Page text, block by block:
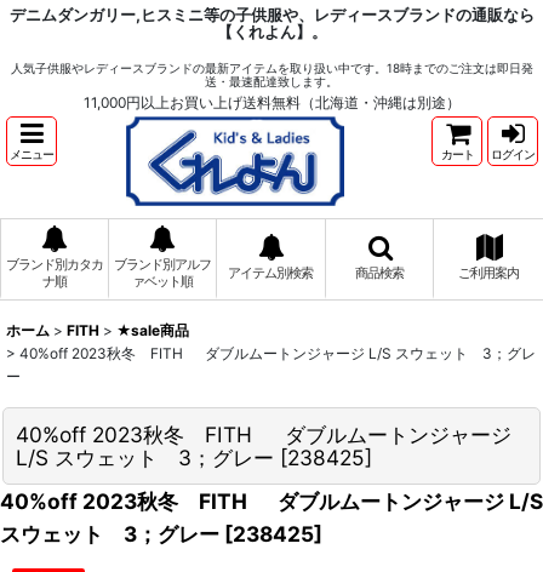
デニムダンガリー,ヒスミニ等の子供服や、レディースブランドの通販なら
【くれよん】。
人気子供服やレディースブランドの最新アイテムを取り扱い中です。18時までのご注文は即日発
送・最速配達致します。
11,000円以上お買い上げ送料無料（北海道・沖縄は別途）
メニュー カート ログイン
ブランド別カタカ
ナ順
ブランド別アルフ
ァベット順
アイテム別検索 商品検索 ご利用案内
ホーム > FITH > ★sale商品
> 40%off 2023秋冬 FITH ダブルムートンジャージ L/S スウェット 3；グレ
ー
40%off 2023秋冬 FITH ダブルムートンジャージ
L/S スウェット 3；グレー [238425]
40%off 2023秋冬 FITH ダブルムートンジャージ L/S
スウェット 3；グレー [238425]